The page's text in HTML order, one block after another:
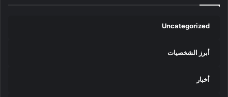
Uncategorized
أبرز الشخصيات
أخبار